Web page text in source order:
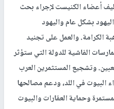
أعضاء الكنيست لإجراء بحث
بشكل عام واليهود
الكرامة. والعمل على تجنيد
الفاشية للدولة التي ستؤثر
وتشجيع المستثمرين العرب
البيوت في اللد، ودعم مصالحها
وحماية العقارات والبيوت